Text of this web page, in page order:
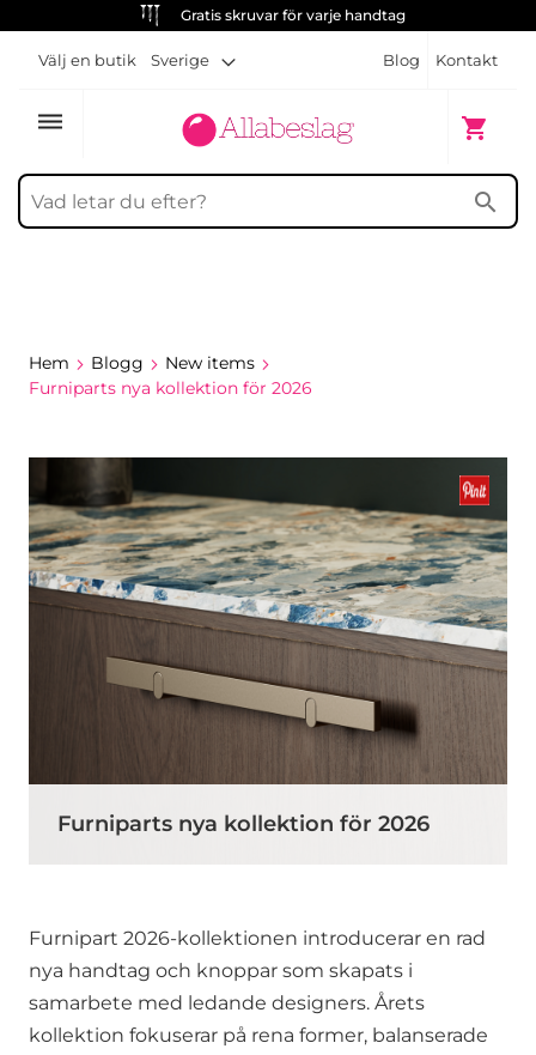
Gratis skruvar för varje handtag
Blog Kontakt
Välj en butik Sverige
dehaze shopping_cart
Min
search
Hem Blogg
New items
Furniparts nya kollektion för 2026
Furniparts nya kollektion för 2026
Furnipart 2026-kollektionen introducerar en rad
nya handtag och knoppar som skapats i
samarbete med ledande designers. Årets
kollektion fokuserar på rena former, balanserade